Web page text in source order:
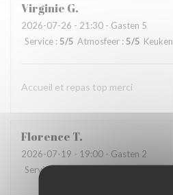
Virginie G
2026-07-26 - 21:30 - Gasten 5
Service :5/5 Atmosfeer :5/5 Keuken
Accueil et repas top merci
Florence T
2026-07-19 - 19:00 - Gasten 2
Service